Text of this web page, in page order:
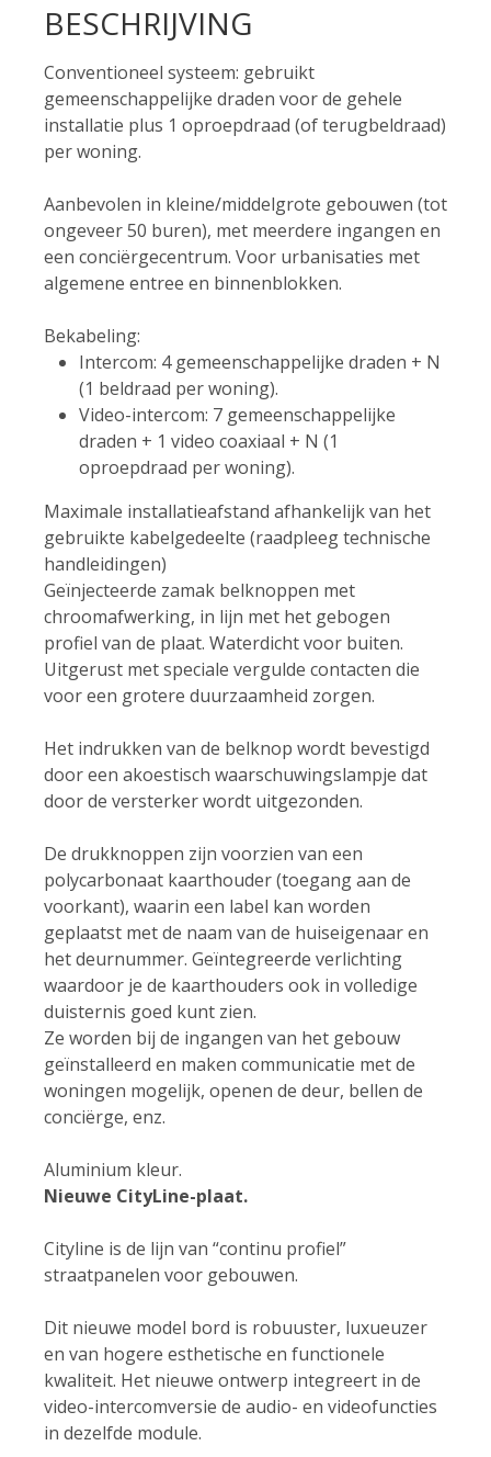
BESCHRIJVING
Conventioneel systeem: gebruikt
gemeenschappelijke draden voor de gehele
installatie plus 1 oproepdraad (of terugbeldraad)
per woning.
Aanbevolen in kleine/middelgrote gebouwen (tot
ongeveer 50 buren), met meerdere ingangen en
een conciërgecentrum. Voor urbanisaties met
algemene entree en binnenblokken.
Bekabeling:
Intercom: 4 gemeenschappelijke draden + N
(1 beldraad per woning).
Video-intercom: 7 gemeenschappelijke
draden + 1 video coaxiaal + N (1
oproepdraad per woning).
Maximale installatieafstand afhankelijk van het
gebruikte kabelgedeelte (raadpleeg technische
handleidingen)
Geïnjecteerde zamak belknoppen met
chroomafwerking, in lijn met het gebogen
profiel van de plaat. Waterdicht voor buiten.
Uitgerust met speciale vergulde contacten die
voor een grotere duurzaamheid zorgen.
Het indrukken van de belknop wordt bevestigd
door een akoestisch waarschuwingslampje dat
door de versterker wordt uitgezonden.
De drukknoppen zijn voorzien van een
polycarbonaat kaarthouder (toegang aan de
voorkant), waarin een label kan worden
geplaatst met de naam van de huiseigenaar en
het deurnummer. Geïntegreerde verlichting
waardoor je de kaarthouders ook in volledige
duisternis goed kunt zien.
Ze worden bij de ingangen van het gebouw
geïnstalleerd en maken communicatie met de
woningen mogelijk, openen de deur, bellen de
conciërge, enz.
Aluminium kleur.
Nieuwe CityLine-plaat.
Cityline is de lijn van “continu profiel”
straatpanelen voor gebouwen.
Dit nieuwe model bord is robuuster, luxueuzer
en van hogere esthetische en functionele
kwaliteit. Het nieuwe ontwerp integreert in de
video-intercomversie de audio- en videofuncties
in dezelfde module.